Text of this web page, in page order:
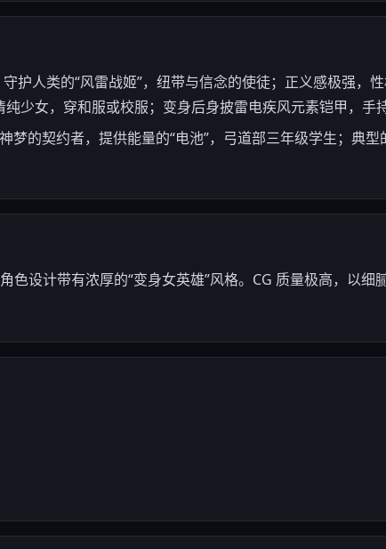
护人类的“风雷战姬”，纽带与信念的使徒；正义感极强，
少女，穿和服或校服；变身后身披雷电疾风元素铠甲，手
的契约者，提供能量的“电池”，弓道部三年级学生；典型
色设计带有浓厚的“变身女英雄”风格。CG 质量极高，以细